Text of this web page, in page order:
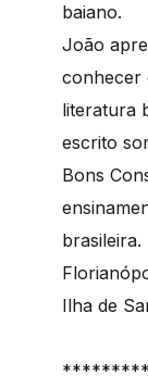
baiano.
João
conhecer
literatura
escrito
Bons
brasileira.
Ilha de